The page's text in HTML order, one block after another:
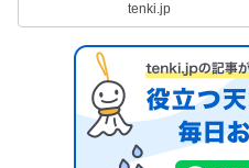
tenki.jp